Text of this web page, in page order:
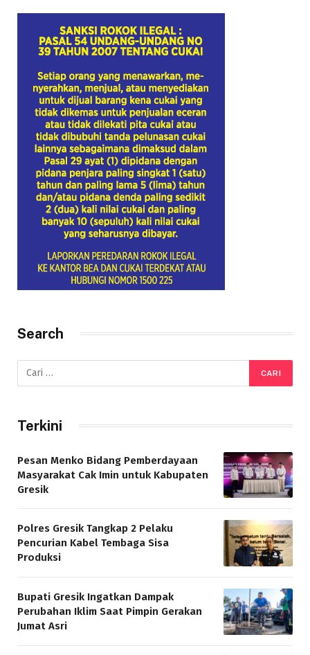
Search
Terkini
Pesan Menko Bidang Pemberdayaan
Masyarakat Cak Imin untuk Kabupaten
Gresik
Polres Gresik Tangkap 2 Pelaku
Pencurian Kabel Tembaga Sisa
Produksi
Bupati Gresik Ingatkan Dampak
Perubahan Iklim Saat Pimpin Gerakan
Jumat Asri